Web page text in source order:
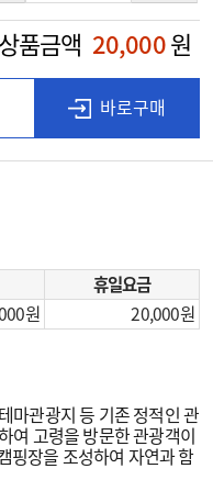
품금액 20,000원
바로구매
휴일요금
20,000
마관광지 등 기존 정적인 관
여 고령을 방문한 관광객이
핑장을 조성하여 자연과 함